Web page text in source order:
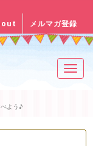
メルマガ登録
よう♪